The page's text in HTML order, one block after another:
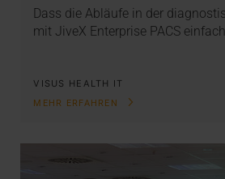
Dass die Abläufe in der
mit JiveX Enterprise PACS
VISUS HEALTH IT
MEHR ERFAHREN